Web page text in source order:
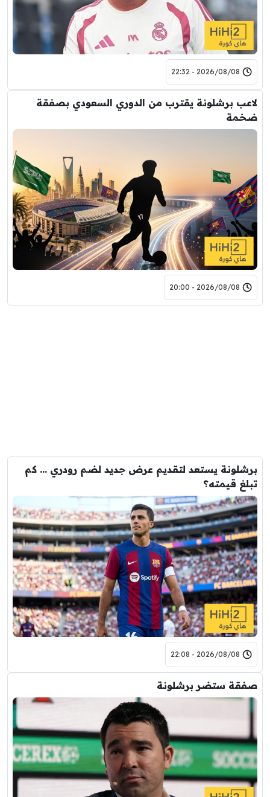
2026/08/08 - 22:32
لاعب برشلونة يقترب من الدوري السعودي بصفقة
ضخمة
2026/08/08 - 20:00
برشلونة يستعد لتقديم عرض جديد لضم رودري … كم
تبلغ قيمته؟
2026/08/08 - 22:08
صفقة ستضر برشلونة